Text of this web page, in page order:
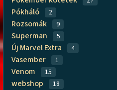
Pókháló 2
Rozsomák 9
Superman 5
Új Marvel Extra 4
Vasember 1
Venom 15
webshop 18